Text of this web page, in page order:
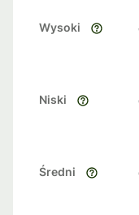
Wysoki
Niski
Średni